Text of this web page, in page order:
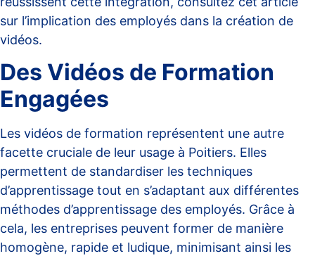
sur l’implication des employés dans la création de
vidéos.
Des Vidéos de Formation
Engagées
Les vidéos de formation représentent une autre
facette cruciale de leur usage à Poitiers. Elles
permettent de standardiser les techniques
d’apprentissage tout en s’adaptant aux différentes
méthodes d’apprentissage des employés. Grâce à
cela, les entreprises peuvent former de manière
homogène, rapide et ludique, minimisant ainsi les